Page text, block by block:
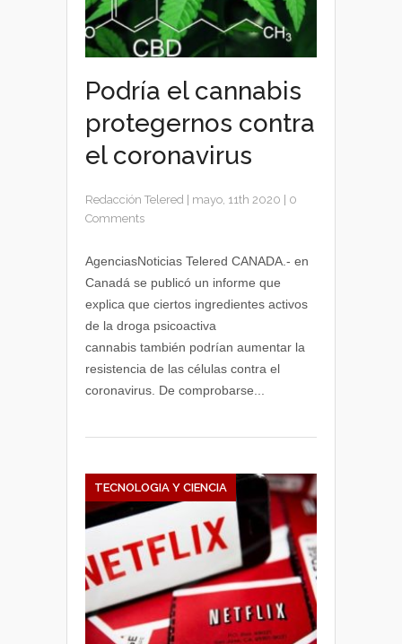
Podría el cannabis
protegernos contra
el coronavirus
Redacción Telered mayo, 11th 2020
0
Comments
AgenciasNoticias Telered CANADA.- en
Canadá se publicó un informe que
explica que ciertos ingredientes activos
de la droga psicoactiva
cannabis también podrían aumentar la
resistencia de las células contra el
coronavirus. De comprobarse...
TECNOLOGIA Y CIENCIA